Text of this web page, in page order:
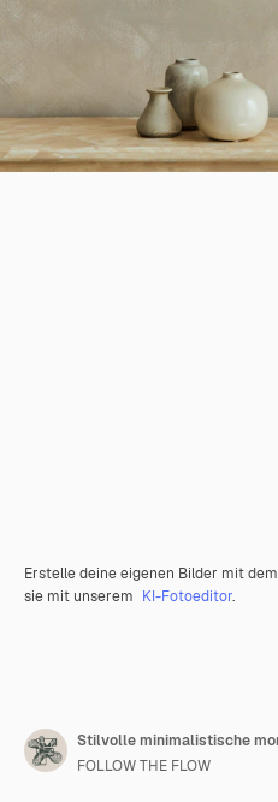
Erstelle deine eigenen Bilder mit dem
sie mit unserem KI-Fotoeditor.
FOLLOW THE FLOW